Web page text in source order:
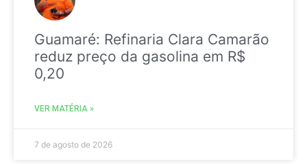
Guamaré: Refinaria Clara Camarão
reduz preço da gasolina em R$
0,20
VER MATÉRIA »
7 de agosto de 2026